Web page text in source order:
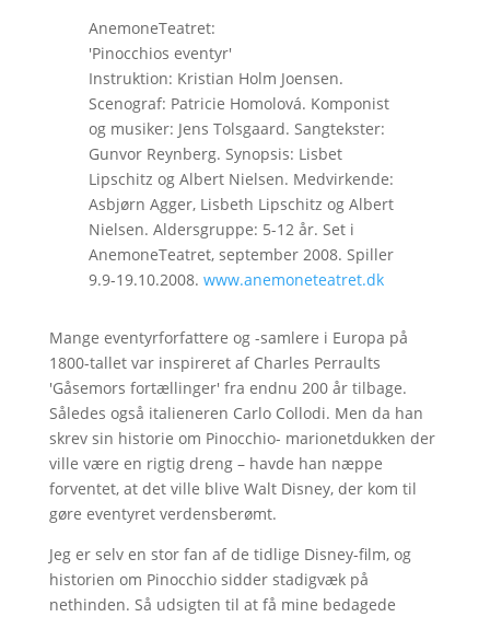
AnemoneTeatret:
'Pinocchios eventyr'
Instruktion: Kristian Holm Joensen.
Scenograf: Patricie Homolová. Komponist
og musiker: Jens Tolsgaard. Sangtekster:
Gunvor Reynberg. Synopsis: Lisbet
Lipschitz og Albert Nielsen. Medvirkende:
Asbjørn Agger, Lisbeth Lipschitz og Albert
Nielsen. Aldersgruppe: 5-12 år. Set i
AnemoneTeatret, september 2008. Spiller
9.9-19.10.2008. www.anemoneteatret.dk
Mange eventyrforfattere og -samlere i Europa på
1800-tallet var inspireret af Charles Perraults
'Gåsemors fortællinger' fra endnu 200 år tilbage.
Således også italieneren Carlo Collodi. Men da han
skrev sin historie om Pinocchio- marionetdukken der
ville være en rigtig dreng – havde han næppe
forventet, at det ville blive Walt Disney, der kom til
gøre eventyret verdensberømt.
Jeg er selv en stor fan af de tidlige Disney-film, og
historien om Pinocchio sidder stadigvæk på
nethinden. Så udsigten til at få mine bedagede